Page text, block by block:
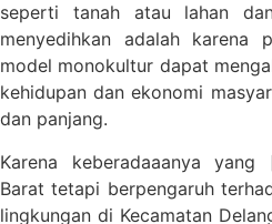
seperti tanah atau lahan
menyedihkan adalah karena
model monokultur dapat
kehidupan dan ekonomi
dan panjang.
Karena keberadaaanya
Barat tetapi berpengaruh
lingkungan di Kecamatan